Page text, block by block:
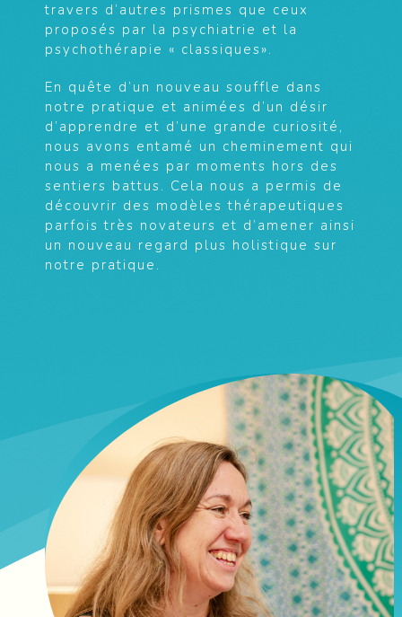
travers d’autres prismes que ceux
proposés par la psychiatrie et la
psychothérapie « classiques».
En quête d’un nouveau souffle dans
notre pratique et animées d’un désir
d’apprendre et d’une grande curiosité,
nous avons entamé un cheminement qui
nous a menées par moments hors des
sentiers battus. Cela nous a permis de
découvrir des modèles thérapeutiques
parfois très novateurs et d’amener ainsi
un nouveau regard plus holistique sur
notre pratique.